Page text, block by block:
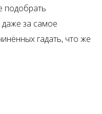
подобрать
за самое
гадать, что же